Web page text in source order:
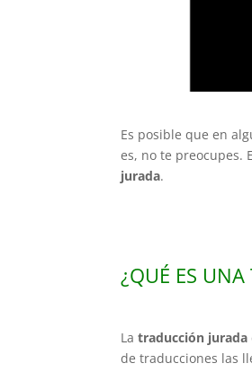
Es posible que en
es, no te preocupes.
jurada.
¿QUÉ ES
La traducción jurada
de traducciones las